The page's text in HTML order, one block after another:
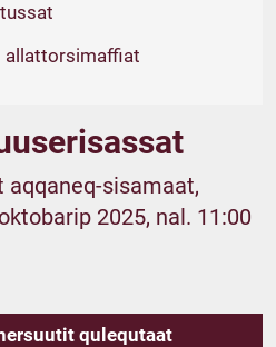
sisamaat,
2025, nal. 11:00
qulequtaat